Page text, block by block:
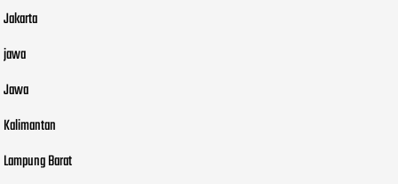
Jakarta
jawa
Jawa
Kalimantan
Lampung Barat